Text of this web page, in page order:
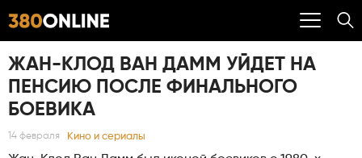
ЖАН-КЛОД ВАН ДАММ УЙДЕТ НА
ПЕНСИЮ ПОСЛЕ ФИНАЛЬНОГО
БОЕВИКА
14 февраля Кино и сериалы